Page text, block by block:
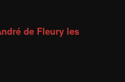
de Fleury les